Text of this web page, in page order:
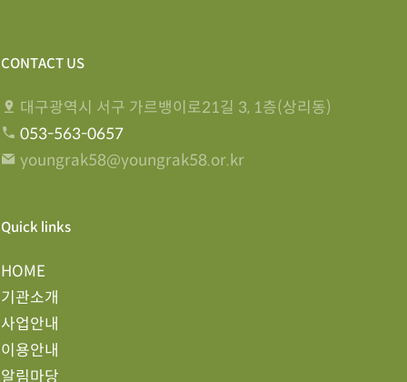
CONTACT US
대구광역시 서구 가르뱅이로21길 3, 1층(상리동)
053-563-0657
youngrak58@youngrak58.or.kr
Quick links
HOME
기관소개
사업안내
이용안내
알림마당